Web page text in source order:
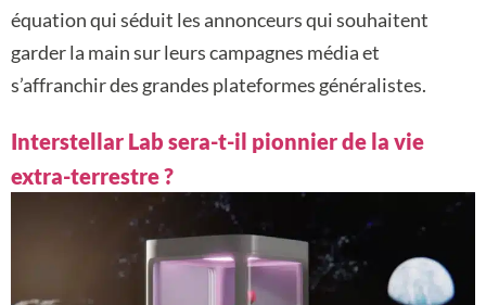
équation qui séduit les annonceurs qui souhaitent
garder la main sur leurs campagnes média et
s’affranchir des grandes plateformes généralistes.
Interstellar Lab sera-t-il pionnier de la vie
extra-terrestre ?